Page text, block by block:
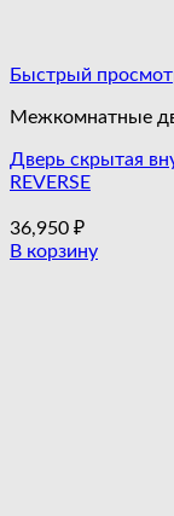
Быстрый
Межкомнатные
Дверь скрытая
REVERSE
36,950 ₽
В корзину